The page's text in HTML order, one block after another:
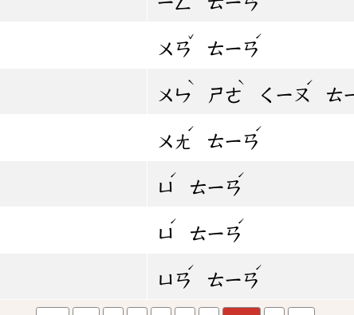
ㄨㄢ
ˇ
ㄊㄧㄢ
ˊ
ㄨㄣ
ˋ
ㄕㄜ
ˋ
ㄑㄧㄡ
ˊ
ㄊ
ㄨㄤ
ˊ
ㄊㄧㄢ
ˊ
ㄩ
ˊ
ㄊㄧㄢ
ˊ
ㄩ
ˊ
ㄊㄧㄢ
ˊ
ㄩㄢ
ˊ
ㄊㄧㄢ
ˊ